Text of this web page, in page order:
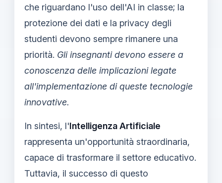
che riguardano l'uso dell'AI in classe; la
protezione dei dati e la privacy degli
studenti devono sempre rimanere una
priorità. Gli insegnanti devono essere a
conoscenza delle implicazioni legate
all'implementazione di queste tecnologie
innovative.
In sintesi, l'Intelligenza Artificiale
rappresenta un'opportunità straordinaria,
capace di trasformare il settore educativo.
Tuttavia, il successo di questo